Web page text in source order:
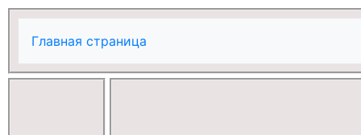
Главная страница